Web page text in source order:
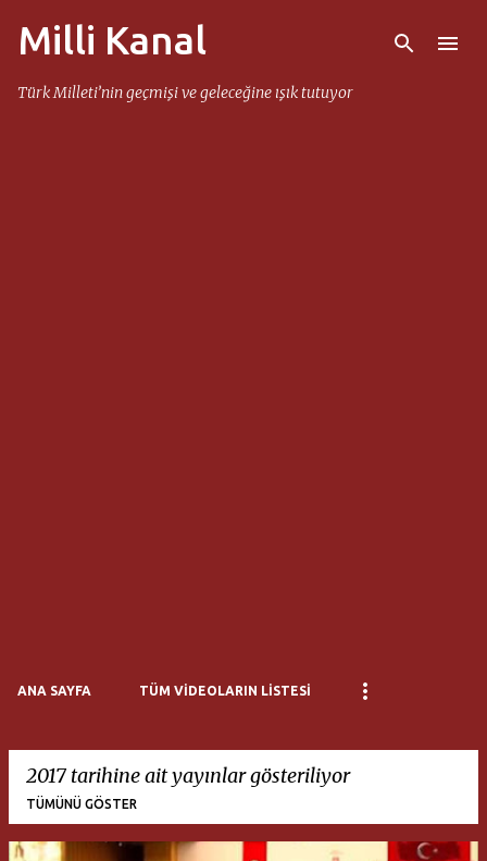
Ana içeriğe atla
Milli Kanal
Türk Milleti’nin geçmişi ve geleceğine ışık tutuyor
ANA SAYFA TÜM VIDEOLARIN LISTESI
2017 tarihine ait yayınlar gösteriliyor
TÜMÜNÜ GÖSTER